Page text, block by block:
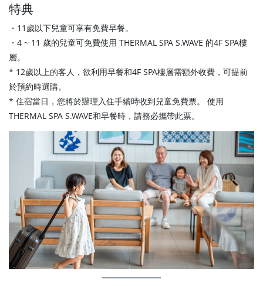
特典
・11歲以下兒童可享有免費早餐。
・4 ~ 11 歲的兒童可免費使用 THERMAL SPA S.WAVE 的4F SPA樓
層。
* 12歲以上的客人，欲利用早餐和4F SPA樓層需額外收費，可提前
於預約時選購。
* 住宿當日，您將於辦理入住手續時收到兒童免費票。 使用
THERMAL SPA S.WAVE和早餐時，請務必攜帶此票。